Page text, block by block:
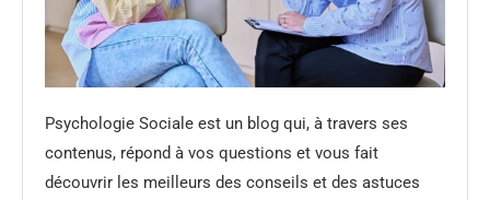
Psychologie Sociale est un blog qui, à travers ses
contenus, répond à vos questions et vous fait
découvrir les meilleurs des conseils et des astuces